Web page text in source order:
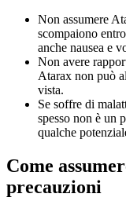
Non assumere
scompaiono
anche nausea e
Non avere
Atarax non può
vista.
Se soffre di
spesso non è un
qualche
Come
precauzioni